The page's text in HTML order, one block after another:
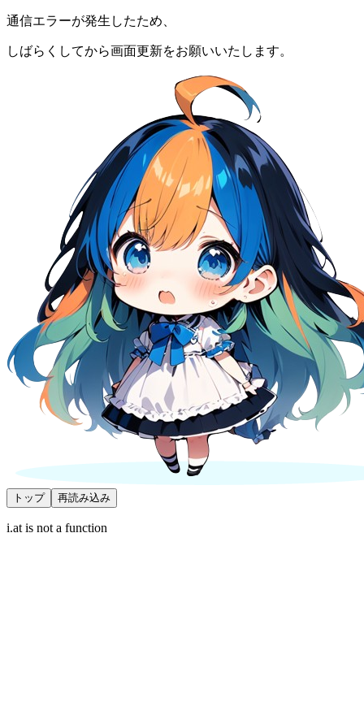
通信エラーが発生したため、
しばらくしてから画面更新をお願いいたします。
トップ 再読み込み
i.at is not a function